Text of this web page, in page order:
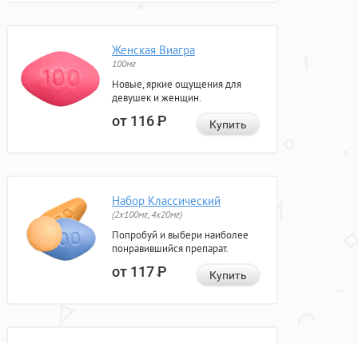
Женская Виагра
100мг
Новые, яркие ощущения для
девушек и женщин.
от 116Р Купить
Набор Классический
(2x100мг, 4x20мг)
Попробуй и выбери наиболее
понравившийся препарат.
от 117Р Купить